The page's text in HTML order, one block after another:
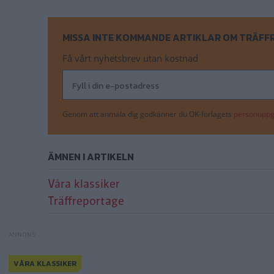
MISSA INTE KOMMANDE ARTIKLAR OM
Få vårt nyhetsbrev utan kostnad
Genom att anmäla dig godkänner du OK-förlagets
ÄMNEN I ARTIKELN
Våra klassiker
Träffreportage
VÅRA KLASSIKER